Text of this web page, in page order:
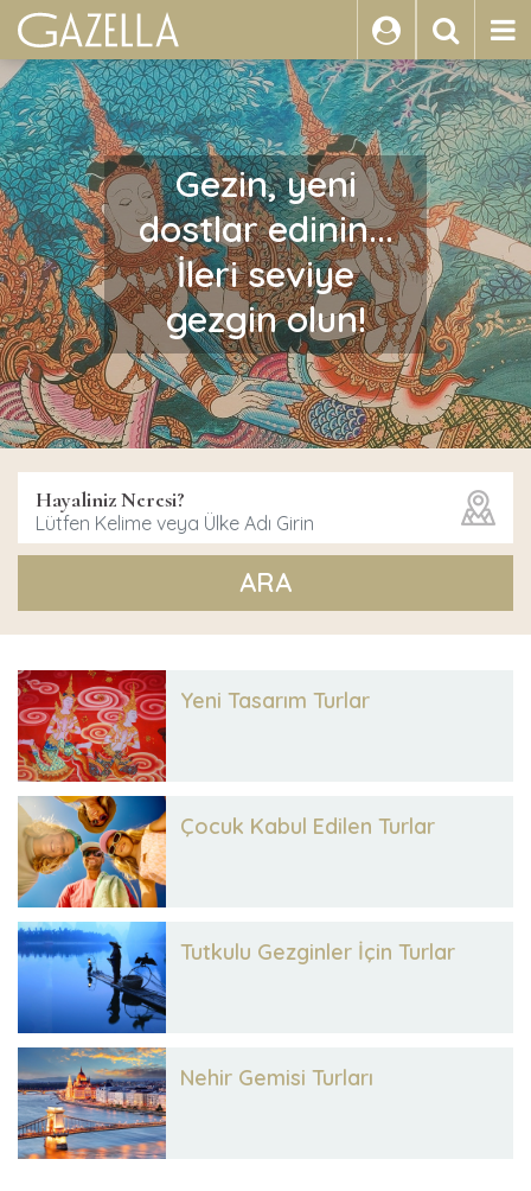
ARA
Gezin, yeni
dostlar edinin...
İleri seviye
gezgin olun!
Hayaliniz Neresi?
ARA
Yeni Tasarım Turlar
Çocuk Kabul Edilen Turlar
Tutkulu Gezginler İçin Turlar
Nehir Gemisi Turları